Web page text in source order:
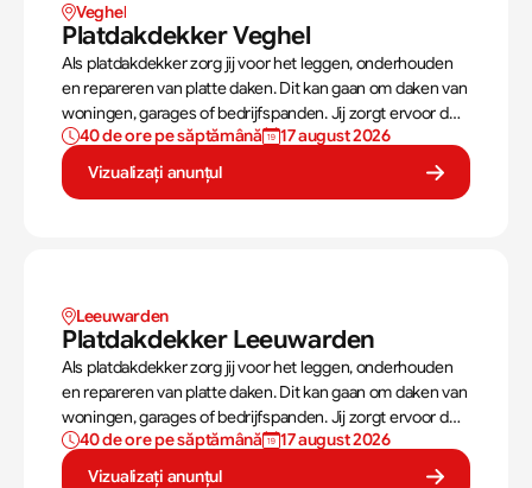
Veghel
Platdakdekker Veghel
Als platdakdekker zorg jij voor het leggen, onderhouden
en repareren van platte daken. Dit kan gaan om daken van
woningen, garages of bedrijfspanden. Jij zorgt ervoor dat
deze daken tegen alle weersomstandigheden kunnen,
zoals regen, sneeuw en wind.
40 de ore pe săptămână
17 august 2026
Vizualizați anunțul
Leeuwarden
Platdakdekker Leeuwarden
Als platdakdekker zorg jij voor het leggen, onderhouden
en repareren van platte daken. Dit kan gaan om daken van
woningen, garages of bedrijfspanden. Jij zorgt ervoor dat
deze daken tegen alle weersomstandigheden kunnen,
zoals regen, sneeuw en wind.
40 de ore pe săptămână
17 august 2026
Vizualizați anunțul